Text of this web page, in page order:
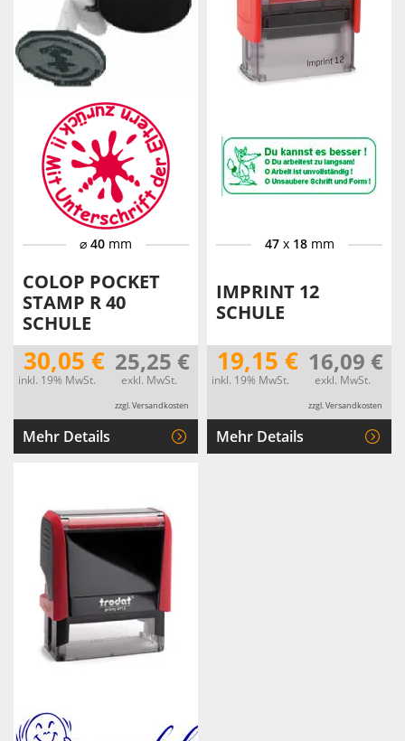
⌀ 40 mm
COLOP POCKET
STAMP R 40
SCHULE
30,05 €
inkl. 19% MwSt.
25,25 €
exkl. MwSt.
zzgl. Versandkosten
Mehr Details
47x 18mm
IMPRINT 12
SCHULE
19,15 €
inkl. 19% MwSt.
16,09 €
exkl. MwSt.
zzgl. Versandkosten
Mehr Details